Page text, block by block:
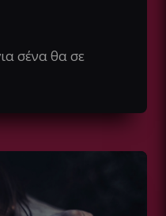
σένα θα σε